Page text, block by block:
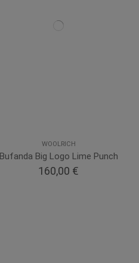
WOOLRICH
Bufanda Big Logo Lime Punch
160,00 €